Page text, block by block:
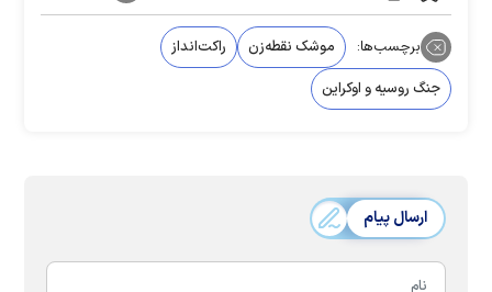
برچسب‌ها: موشک نقطه‌زن
راکت‌انداز
جنگ روسیه و اوکراین
ارسال پیام